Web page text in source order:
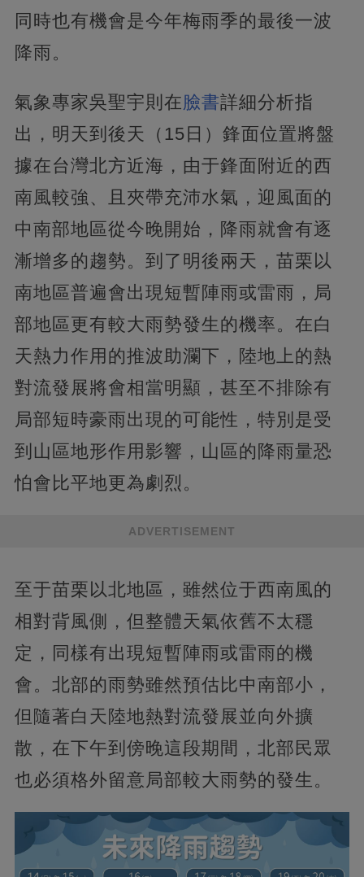
同時也有機會是今年梅雨季的最後一波
降雨。
氣象專家吳聖宇則在臉書詳細分析指
出，明天到後天（15日）鋒面位置將盤
據在台灣北方近海，由于鋒面附近的西
南風較強、且夾帶充沛水氣，迎風面的
中南部地區從今晚開始，降雨就會有逐
漸增多的趨勢。到了明後兩天，苗栗以
南地區普遍會出現短暫陣雨或雷雨，局
部地區更有較大雨勢發生的機率。在白
天熱力作用的推波助瀾下，陸地上的熱
對流發展將會相當明顯，甚至不排除有
局部短時豪雨出現的可能性，特別是受
到山區地形作用影響，山區的降雨量恐
怕會比平地更為劇烈。
ADVERTISEMENT
至于苗栗以北地區，雖然位于西南風的
相對背風側，但整體天氣依舊不太穩
定，同樣有出現短暫陣雨或雷雨的機
會。北部的雨勢雖然預估比中南部小，
但隨著白天陸地熱對流發展並向外擴
散，在下午到傍晚這段期間，北部民眾
也必須格外留意局部較大雨勢的發生。